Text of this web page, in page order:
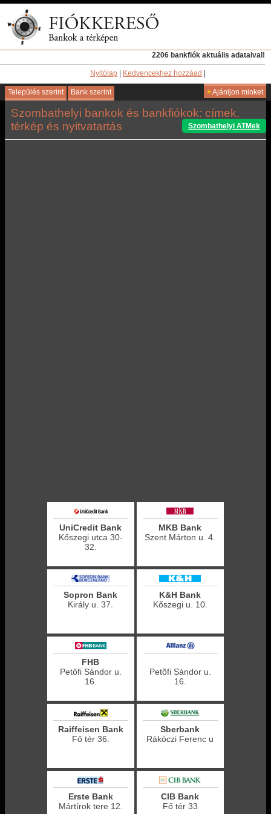
2206 bankfiók aktuális adataival!
Nyitólap Kedvencekhez hozzáad
Település szerint Bank szerint +Ajánljon minket
Szombathelyi bankok és bankfiókok: címek,
térkép és nyitvatartás
Szombathelyi ATMek
UniCredit Bank
Kőszegi utca 30-
32.
MKB Bank
Szent Márton u. 4.
Sopron Bank
Király u. 37.
K&H Bank
Kőszegi u. 10.
FHB
Petőfi Sándor u.
16.
Petõfi Sándor u.
16.
Raiffeisen Bank
Fő tér 36.
Sberbank
Rákóczi Ferenc u
Erste Bank
Mártírok tere 12.
CIB Bank
Fő tér 33